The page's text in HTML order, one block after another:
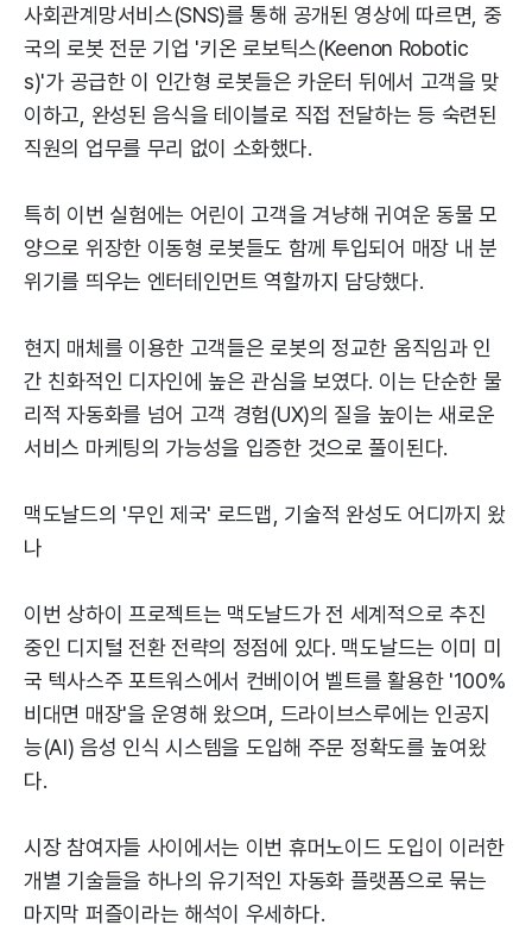
사회관계망서비스(SNS)를 통해 공개된 영상에 따르면, 중
국의 로봇 전문 기업 '키온 로보틱스(Keenon Robotic
s)'가 공급한 이 인간형 로봇들은 카운터 뒤에서 고객을 맞
이하고, 완성된 음식을 테이블로 직접 전달하는 등 숙련된
직원의 업무를 무리 없이 소화했다.
특히 이번 실험에는 어린이 고객을 겨냥해 귀여운 동물 모
양으로 위장한 이동형 로봇들도 함께 투입되어 매장 내 분
위기를 띄우는 엔터테인먼트 역할까지 담당했다.
현지 매체를 이용한 고객들은 로봇의 정교한 움직임과 인
간 친화적인 디자인에 높은 관심을 보였다. 이는 단순한 물
리적 자동화를 넘어 고객 경험(UX)의 질을 높이는 새로운
서비스 마케팅의 가능성을 입증한 것으로 풀이된다.
맥도날드의 '무인 제국' 로드맵, 기술적 완성도 어디까지 왔
나
이번 상하이 프로젝트는 맥도날드가 전 세계적으로 추진
중인 디지털 전환 전략의 정점에 있다. 맥도날드는 이미 미
국 텍사스주 포트워스에서 컨베이어 벨트를 활용한 '100%
비대면 매장'을 운영해 왔으며, 드라이브스루에는 인공지
능(AI) 음성 인식 시스템을 도입해 주문 정확도를 높여왔
다.
시장 참여자들 사이에서는 이번 휴머노이드 도입이 이러한
개별 기술들을 하나의 유기적인 자동화 플랫폼으로 묶는
마지막 퍼즐이라는 해석이 우세하다.